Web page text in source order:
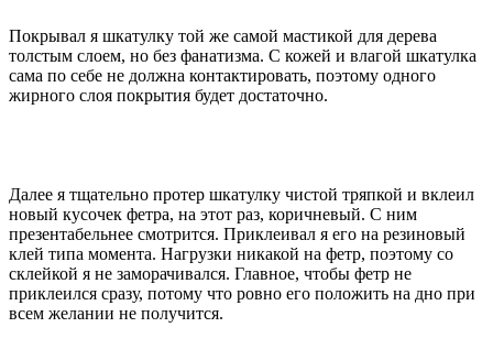
Покрывал я шкатулку той же самой мастикой для дерева
толстым слоем, но без фанатизма. С кожей и влагой шкатулка
сама по себе не должна контактировать, поэтому одного
жирного слоя покрытия будет достаточно.
Далее я тщательно протер шкатулку чистой тряпкой и вклеил
новый кусочек фетра, на этот раз, коричневый. С ним
презентабельнее смотрится. Приклеивал я его на резиновый
клей типа момента. Нагрузки никакой на фетр, поэтому со
склейкой я не заморачивался. Главное, чтобы фетр не
приклеился сразу, потому что ровно его положить на дно при
всем желании не получится.